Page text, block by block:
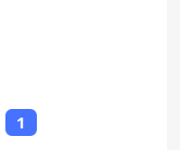
1